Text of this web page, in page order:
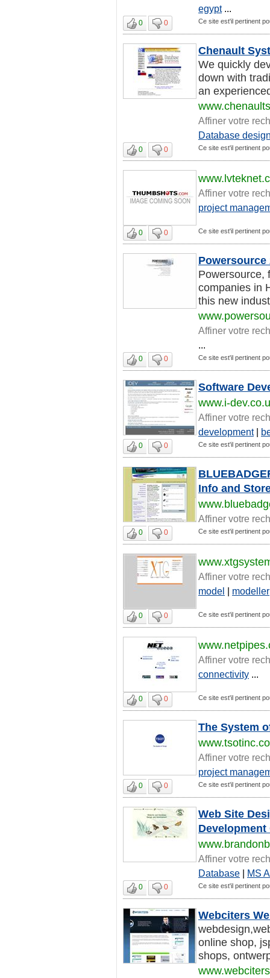
egypt...
0 0 Ce site est'il pertinent
Chenault
We quickly
down with
an
Affiner votre
Database
0 0 Ce site est'il pertinent
Affiner votre
project
0 0 Ce site est'il pertinent
Powersource
Powersource,
companies in
this new
Affiner votre
...
0 0 Ce site est'il pertinent
Software
www.i-
Affiner votre
development|
0 0 Ce site est'il pertinent
Info and
Affiner votre
0 0 Ce site est'il pertinent
Affiner votre
model | modeller
0 0 Ce site est'il pertinent
Affiner votre
connectivity ...
0 0 Ce site est'il pertinent
The System
Affiner votre
project
0 0 Ce site est'il pertinent
Web Site
Affiner votre
Database | MS
0 0 Ce site est'il pertinent
Webciters
online shop,
shops,